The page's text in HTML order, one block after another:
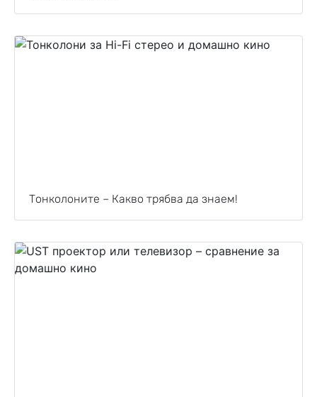
Тонколоните – Какво трябва да знаем!